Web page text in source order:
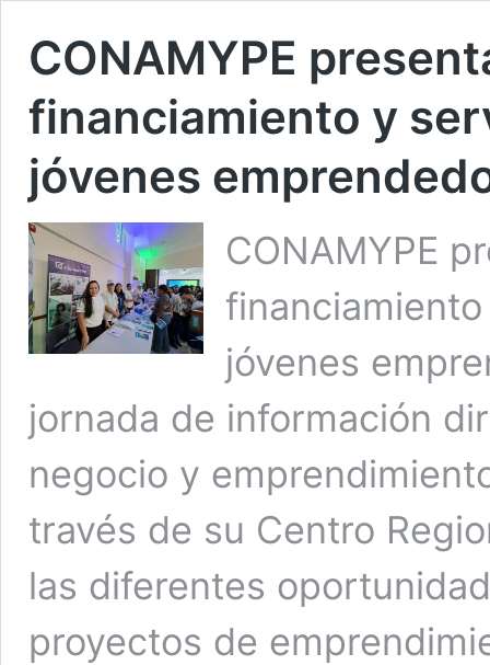
CONAMYPE
financiamiento y
jóvenes
CONAMYPE
jóvenes
jornada de información
negocio y
través de su Centro
las diferentes
proyectos de